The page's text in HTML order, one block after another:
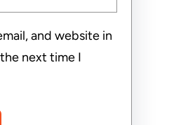
and website in
next time I